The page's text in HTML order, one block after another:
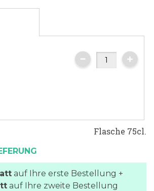
Flasche 75cl.
auf Ihre erste Bestellung +
auf Ihre zweite Bestellung